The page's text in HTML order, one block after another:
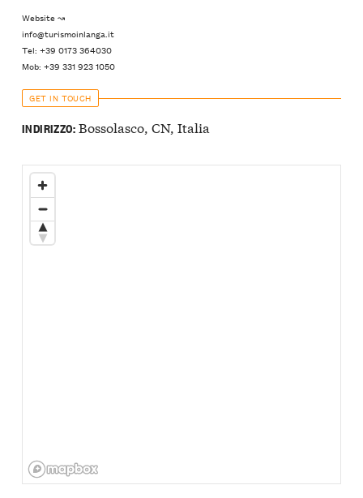
Website ↝
info@turismoinlanga.it
Tel: +39 0173 364030
Mob: +39 331 923 1050
GET IN TOUCH
INDIRIZZO:Bossolasco, CN, Italia